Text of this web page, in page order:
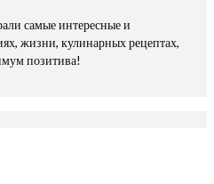
самые интересные и
жизни, кулинарных рецептах,
позитива!